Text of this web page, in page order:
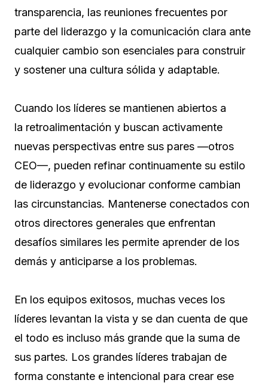
transparencia, las reuniones frecuentes por
parte del liderazgo y la comunicación clara ante
cualquier cambio son esenciales para construir
y sostener una cultura sólida y adaptable.
Cuando los líderes se mantienen abiertos a
la retroalimentación y buscan activamente
nuevas perspectivas entre sus pares —otros
CEO—, pueden refinar continuamente su estilo
de liderazgo y evolucionar conforme cambian
las circunstancias. Mantenerse conectados con
otros directores generales que enfrentan
desafíos similares les permite aprender de los
demás y anticiparse a los problemas.
En los equipos exitosos, muchas veces los
líderes levantan la vista y se dan cuenta de que
el todo es incluso más grande que la suma de
sus partes. Los grandes líderes trabajan de
forma constante e intencional para crear ese